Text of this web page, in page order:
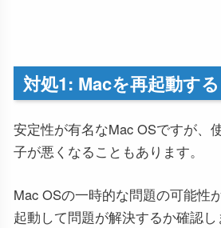
対処1: Macを再起動する
安定性が有名なMac OSですが、
子が悪くなることもあります。
Mac OSの一時的な問題の可能性
起動して問題が解決するか確認し